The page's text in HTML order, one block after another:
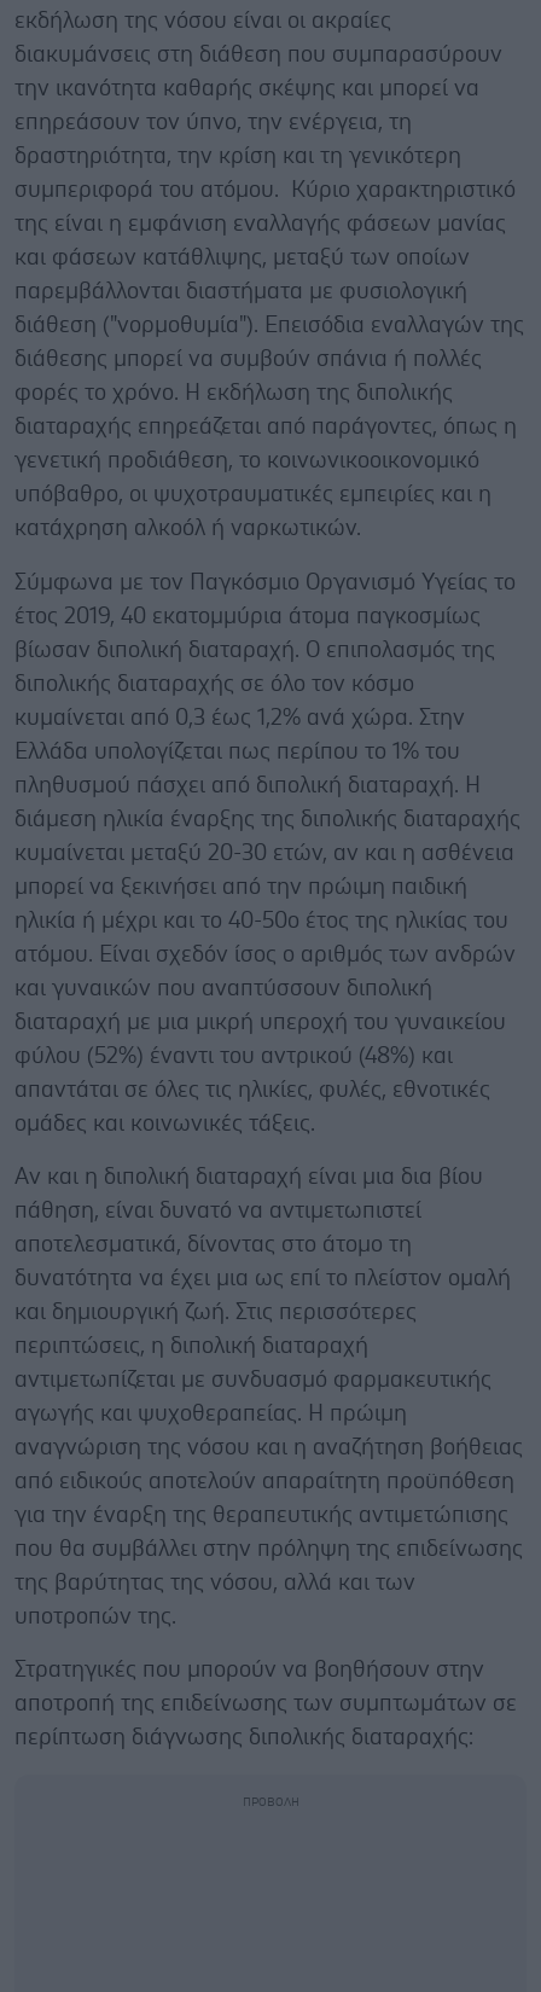
εκδήλωση της νόσου είναι οι ακραίες
διακυμάνσεις στη διάθεση που συμπαρασύρουν
την ικανότητα καθαρής σκέψης και μπορεί να
επηρεάσουν τον ύπνο, την ενέργεια, τη
δραστηριότητα, την κρίση και τη γενικότερη
συμπεριφορά του ατόμου. Κύριο χαρακτηριστικό
της είναι η εμφάνιση εναλλαγής φάσεων μανίας
και φάσεων κατάθλιψης, μεταξύ των οποίων
παρεμβάλλονται διαστήματα με φυσιολογική
διάθεση ("νορμοθυμία"). Επεισόδια εναλλαγών της
διάθεσης μπορεί να συμβούν σπάνια ή πολλές
φορές το χρόνο. Η εκδήλωση της διπολικής
διαταραχής επηρεάζεται από παράγοντες, όπως η
γενετική προδιάθεση, το κοινωνικοοικονομικό
υπόβαθρο, οι ψυχοτραυματικές εμπειρίες και η
κατάχρηση αλκοόλ ή ναρκωτικών.
Σύμφωνα με τον Παγκόσμιο Οργανισμό Υγείας το
έτος 2019, 40 εκατομμύρια άτομα παγκοσμίως
βίωσαν διπολική διαταραχή. Ο επιπολασμός της
διπολικής διαταραχής σε όλο τον κόσμο
κυμαίνεται από 0,3 έως 1,2% ανά χώρα. Στην
Ελλάδα υπολογίζεται πως περίπου το 1% του
πληθυσμού πάσχει από διπολική διαταραχή. Η
διάμεση ηλικία έναρξης της διπολικής διαταραχής
κυμαίνεται μεταξύ 20-30 ετών, αν και η ασθένεια
μπορεί να ξεκινήσει από την πρώιμη παιδική
ηλικία ή μέχρι και το 40-50ο έτος της ηλικίας του
ατόμου. Είναι σχεδόν ίσος ο αριθμός των ανδρών
και γυναικών που αναπτύσσουν διπολική
διαταραχή με μια μικρή υπεροχή του γυναικείου
φύλου (52%) έναντι του αντρικού (48%) και
απαντάται σε όλες τις ηλικίες, φυλές, εθνοτικές
ομάδες και κοινωνικές τάξεις.
Αν και η διπολική διαταραχή είναι μια δια βίου
πάθηση, είναι δυνατό να αντιμετωπιστεί
αποτελεσματικά, δίνοντας στο άτομο τη
δυνατότητα να έχει μια ως επί το πλείστον ομαλή
και δημιουργική ζωή. Στις περισσότερες
περιπτώσεις, η διπολική διαταραχή
αντιμετωπίζεται με συνδυασμό φαρμακευτικής
αγωγής και ψυχοθεραπείας. Η πρώιμη
αναγνώριση της νόσου και η αναζήτηση βοήθειας
από ειδικούς αποτελούν απαραίτητη προϋπόθεση
για την έναρξη της θεραπευτικής αντιμετώπισης
που θα συμβάλλει στην πρόληψη της επιδείνωσης
της βαρύτητας της νόσου, αλλά και των
υποτροπών της.
Στρατηγικές που μπορούν να βοηθήσουν στην
αποτροπή της επιδείνωσης των συμπτωμάτων σε
περίπτωση διάγνωσης διπολικής διαταραχής: